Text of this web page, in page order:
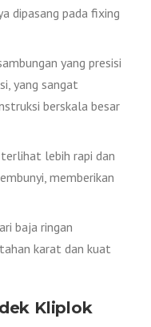
dipasang pada fixing
yang presisi
yang sangat
berskala besar
lebih rapi dan
memberikan
baja ringan
karat dan kuat
Kliplok